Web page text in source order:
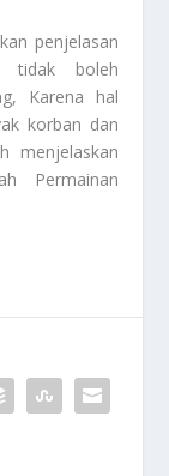
penjelasan
tidak boleh
Karena hal
korban dan
menjelaskan
Permainan